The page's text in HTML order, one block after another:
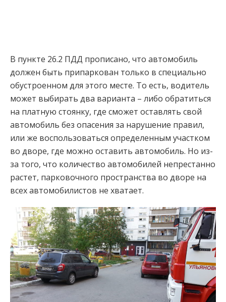
В пункте 26.2 ПДД прописано, что автомобиль
должен быть припаркован только в специально
обустроенном для этого месте. То есть, водитель
может выбирать два варианта – либо обратиться
на платную стоянку, где сможет оставлять свой
автомобиль без опасения за нарушение правил,
или же воспользоваться определенным участком
во дворе, где можно оставить автомобиль. Но из-
за того, что количество автомобилей непрестанно
растет, парковочного пространства во дворе на
всех автомобилистов не хватает.